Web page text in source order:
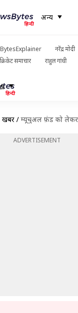
अन्य
नरेंद्र मोदी
क्रिकेट समाचार राहुल गांधी
खबरें / म्यूचुअल फ़ंड को लेकर ज़्यादातर लोगों में
ADVERTISEMENT